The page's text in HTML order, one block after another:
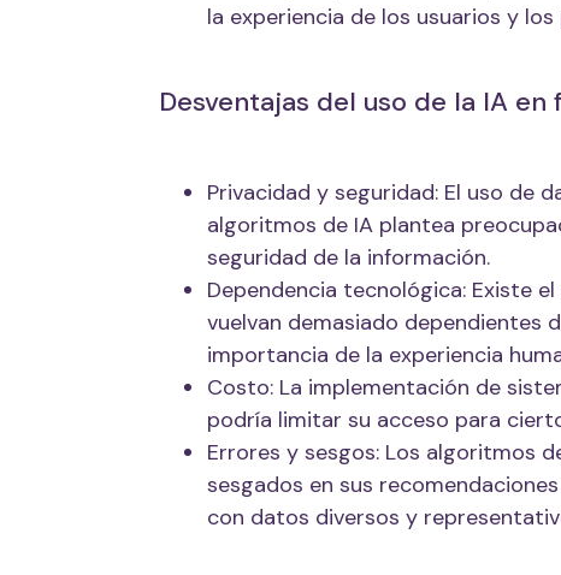
la experiencia de los usuarios y
Desventajas del uso de la IA en
Privacidad y seguridad: El uso de
algoritmos de IA plantea
seguridad de la información.
Dependencia tecnológica: Existe
vuelvan demasiado dependientes
importancia de la experiencia
Costo: La implementación de
podría limitar su acceso para
Errores y sesgos: Los algoritmos
sesgados en sus
con datos diversos y